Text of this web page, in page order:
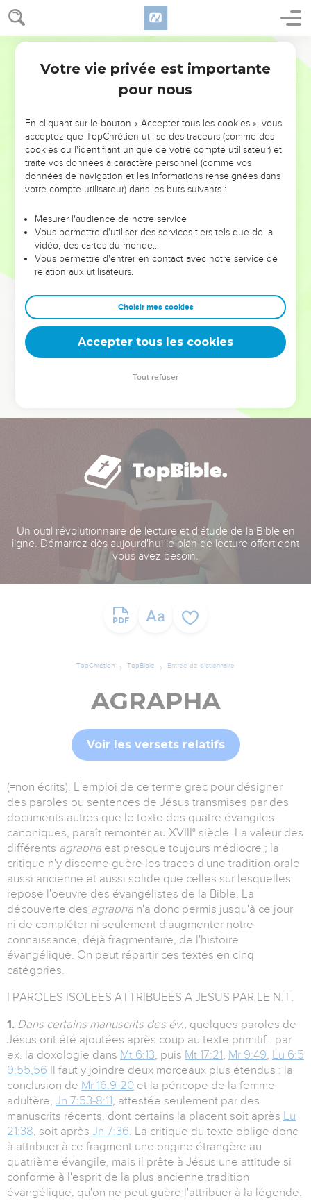
NE MANQUEZ PAS L’ÉVÉNEMENT
DE L’ANNÉE !
ET SI LEURS ERREURS POUVAIENT VOUS ÉVITER LES
VOTRES ?
leur foi ou leur vision. Mais on voit moins les doutes, les erreurs
et les saisons difficiles qu'ils ont traversés, alors même que ce
sont elles qui les ont façonnés.
Dans cette conférence, leaders, entrepreneurs, et responsables
clés pour avancer avec plus de sagesse afin que leurs erreurs
deviennent vos tremplins. Que vous guidiez un ministère, une
équipe, un groupe ou une famille, leur expérience est faite
Un outil révolutionnaire de lecture et d'étude de la Bible en
ligne. Démarrez dès aujourd'hui le plan de lecture offert dont
vous avez besoin.
TopChrétien TopBible Entrée de dictionnaire
AGRAPHA
Voir les versets relatifs
(=non écrits). L'emploi de ce terme grec pour désigner
des paroles ou sentences de Jésus transmises par des
documents autres que le texte des quatre évangiles
canoniques, paraît remonter au XVIII° siècle. La valeur des
différents agrapha est presque toujours médiocre ; la
critique n'y discerne guère les traces d'une tradition orale
aussi ancienne et aussi solide que celles sur lesquelles
repose l'oeuvre des évangélistes de la Bible. La
découverte des agrapha n'a donc permis jusqu'à ce jour
ni de compléter ni seulement d'augmenter notre
connaissance, déjà fragmentaire, de l'histoire
évangélique. On peut répartir ces textes en cinq
catégories.
I PAROLES ISOLEES ATTRIBUEES A JESUS PAR LE N.T.
1. Dans certains manuscrits des év., quelques paroles de
Jésus ont été ajoutées après coup au texte primitif : par
ex. la doxologie dans Mt 6:13, puis Mt 17:21, Mr 9:49, Lu 6:5
9:55,56 Il faut y joindre deux morceaux plus étendus : la
conclusion de Mr 16:9-20 et la péricope de la femme
adultère, Jn 7:53-8:11, attestée seulement par des
manuscrits récents, dont certains la placent soit après Lu
21:38, soit après Jn 7:36. La critique du texte oblige donc
à attribuer à ce fragment une origine étrangère au
quatrième évangile, mais il prête à Jésus une attitude si
conforme à l'esprit de la plus ancienne tradition
évangélique, qu'on ne peut guère l'attribuer à la légende.
Votre vie privée est importante
pour nous
En cliquant sur le bouton « Accepter tous les cookies », vous
acceptez que TopChrétien utilise des traceurs (comme des
cookies ou l'identifiant unique de votre compte utilisateur) et
traite vos données à caractère personnel (comme vos
données de navigation et les informations renseignées dans
votre compte utilisateur) dans les buts suivants :
Mesurer l'audience de notre service
Vous permettre d'utiliser des services tiers tels que de la
vidéo, des cartes du monde…
Vous permettre d'entrer en contact avec notre service de
relation aux utilisateurs.
Choisir mes cookies
Accepter tous les cookies
Tout refuser